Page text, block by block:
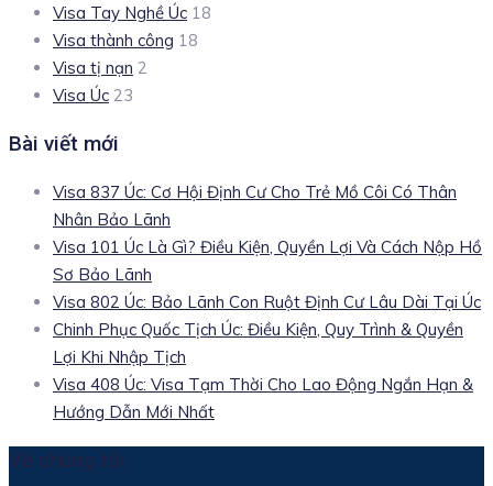
Visa Tay Nghề Úc 18
Visa thành công 18
Visa tị nạn 2
Visa Úc 23
Bài viết mới
Visa 837 Úc: Cơ Hội Định Cư Cho Trẻ Mồ Côi Có Thân
Nhân Bảo Lãnh
Visa 101 Úc Là Gì? Điều Kiện, Quyền Lợi Và Cách Nộp Hồ
Sơ Bảo Lãnh
Visa 802 Úc: Bảo Lãnh Con Ruột Định Cư Lâu Dài Tại Úc
Chinh Phục Quốc Tịch Úc: Điều Kiện, Quy Trình & Quyền
Lợi Khi Nhập Tịch
Visa 408 Úc: Visa Tạm Thời Cho Lao Động Ngắn Hạn &
Hướng Dẫn Mới Nhất